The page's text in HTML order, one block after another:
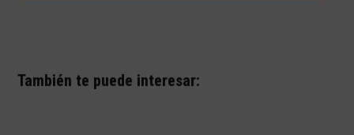
También te puede interesar: